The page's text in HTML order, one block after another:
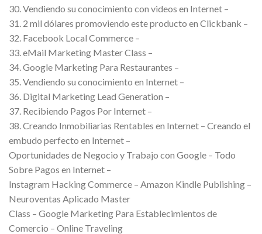
30. Vendiendo su conocimiento con videos en Internet –
31. 2 mil dólares promoviendo este producto en Clickbank –
32. Facebook Local Commerce –
33. eMail Marketing Master Class –
34. Google Marketing Para Restaurantes –
35. Vendiendo su conocimiento en Internet –
36. Digital Marketing Lead Generation –
37. Recibiendo Pagos Por Internet –
38. Creando Inmobiliarias Rentables en Internet – Creando el
embudo perfecto en Internet –
Oportunidades de Negocio y Trabajo con Google – Todo
Sobre Pagos en Internet –
Instagram Hacking Commerce – Amazon Kindle Publishing –
Neuroventas Aplicado Master
Class – Google Marketing Para Establecimientos de
Comercio – Online Traveling